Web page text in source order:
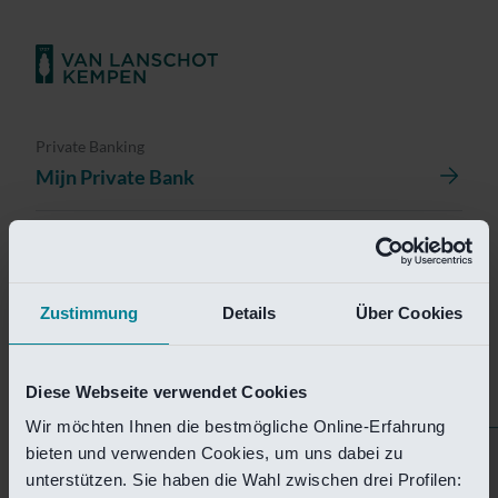
Zustimmung Details Über Cookies
Diese Webseite verwendet Cookies
Wir möchten Ihnen die bestmögliche Online-Erfahrung
bieten und verwenden Cookies, um uns dabei zu
unterstützen. Sie haben die Wahl zwischen drei Profilen:
Private Banking
Mijn Private Bank
Helaas is deze pagina